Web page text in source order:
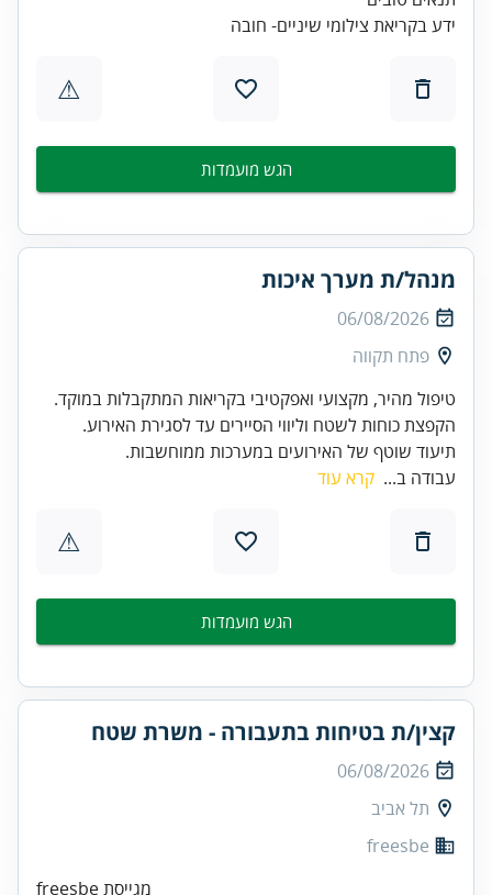
ידע בקריאת צילומי שיניים- חובה
⚠
הגש מועמדות
מנהל/ת מערך איכות
06/08/2026
פתח תקווה
תיעוד שוטף של האירועים במערכות ממוחשבות.
עבודה ב... קרא עוד
⚠
הגש מועמדות
קצין/ת בטיחות בתעבורה - משרת שטח
06/08/2026
תל אביב
freesbe
freesbe מגייסת